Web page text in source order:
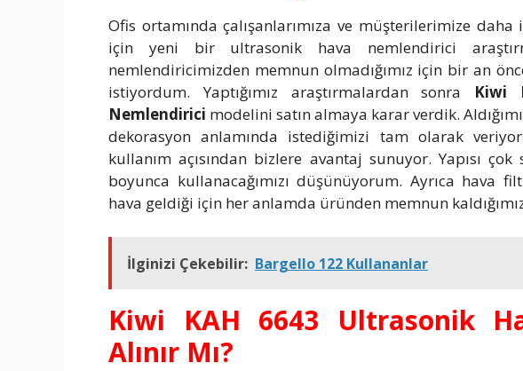
Ofis ortamında çalışanlarımıza ve müşterilerimize
için yeni bir ultrasonik hava nemlendirici
nemlendiricimizden memnun olmadığımız için bir an
istiyordum. Yaptığımız araştırmalardan sonra Kiwi
Nemlendirici modelini satın almaya karar verdik.
dekorasyon anlamında istediğimizi tam olarak
kullanım açısından bizlere avantaj sunuyor. Yapısı
boyunca kullanacağımızı düşünüyorum. Ayrıca hava
hava geldiği için her anlamda üründen memnun
İlginizi Çekebilir: Bargello 122 Kullananlar
Kiwi KAH 6643 Ultrasonik
Alınır Mı?